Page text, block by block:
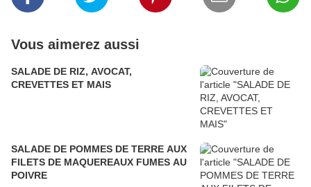
Vous aimerez aussi
SALADE DE RIZ, AVOCAT,
CREVETTES ET MAIS
SALADE DE POMMES DE TERRE AUX
FILETS DE MAQUEREAUX FUMES AU
POIVRE